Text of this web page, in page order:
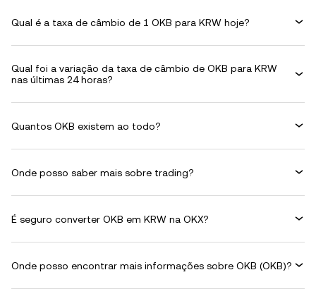
Qual é a taxa de câmbio de 1 OKB para KRW hoje?
Qual foi a variação da taxa de câmbio de OKB para KRW
nas últimas 24 horas?
Quantos OKB existem ao todo?
Onde posso saber mais sobre trading?
É seguro converter OKB em KRW na OKX?
Onde posso encontrar mais informações sobre OKB (OKB)?